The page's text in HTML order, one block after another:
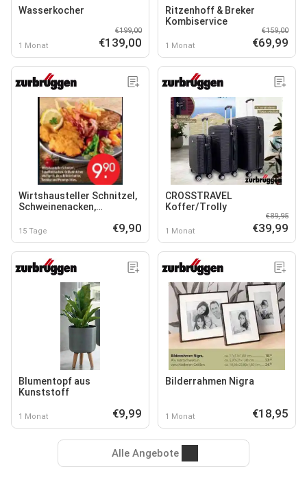
Wasserkocher
1 Monat
€199,00
€139,00
Ritzenhoff & Breker
Kombiservice
1 Monat
€159,00
€69,99
Wirtshausteller Schnitzel,
Schweinenacken,
15 Tage €9,90
CROSSTRAVEL
Koffer/Trolly
1 Monat
€89,95
€39,99
Blumentopf aus
Kunststoff
1 Monat €9,99
Bilderrahmen Nigra
1 Monat €18,95
Alle Angebote